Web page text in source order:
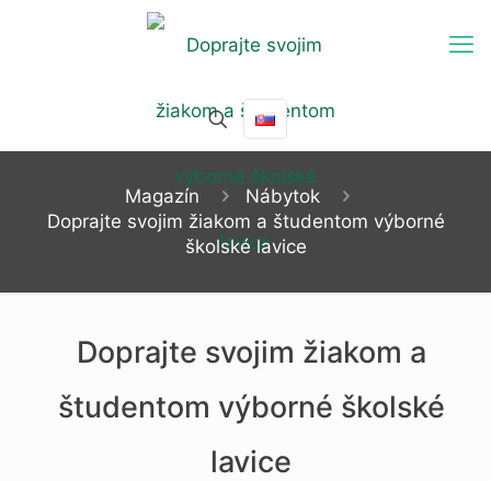
Magazín
Nábytok
Doprajte svojim žiakom a študentom výborné
školské lavice
Doprajte svojim žiakom a
študentom výborné školské
lavice